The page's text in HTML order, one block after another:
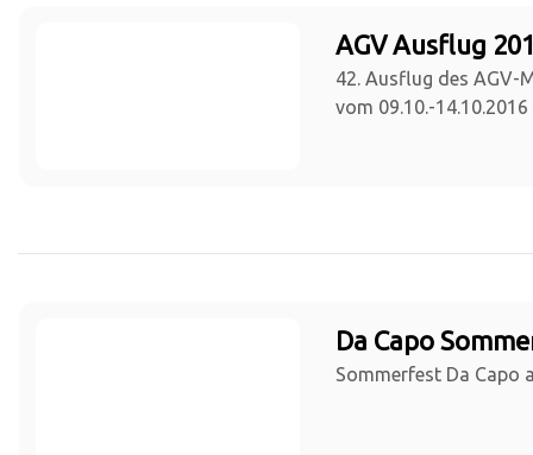
AGV Ausflug
42. Ausflug des AGV-
vom 09.10.-
Da Capo
Sommerfest Da Capo